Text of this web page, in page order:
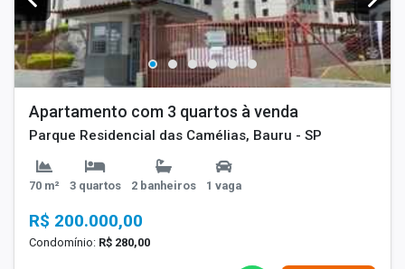
Apartamento com 3 quartos à venda
Parque Residencial das Camélias, Bauru - SP
70 m² 3 quartos 2 banheiros 1 vaga
R$ 200.000,00
Condomínio: R$ 280,00